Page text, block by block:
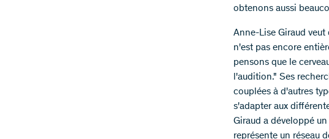
obtenons aussi
Anne-Lise Giraud
n'est pas encore
pensons que le
l'audition." Ses
couplées à d'autres
s'adapter aux
Giraud a développé
représente un réseau